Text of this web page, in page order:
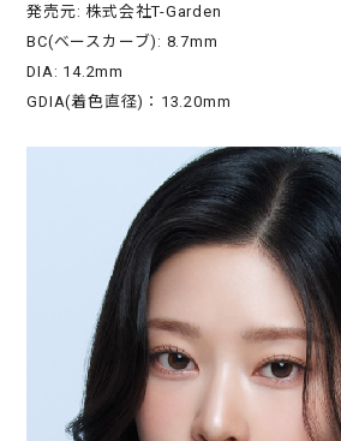
発売元: 株式会社T-Garden
BC(ベースカーブ): 8.7mm
DIA: 14.2mm
GDIA(着色直径)：13.20mm